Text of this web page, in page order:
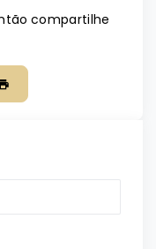
compartilhe